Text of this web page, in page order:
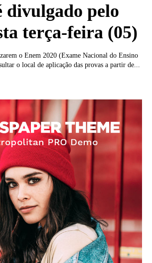
divulgado pelo
terça-feira (05)
o Enem 2020 (Exame Nacional do Ensino
o local de aplicação das provas a partir de...